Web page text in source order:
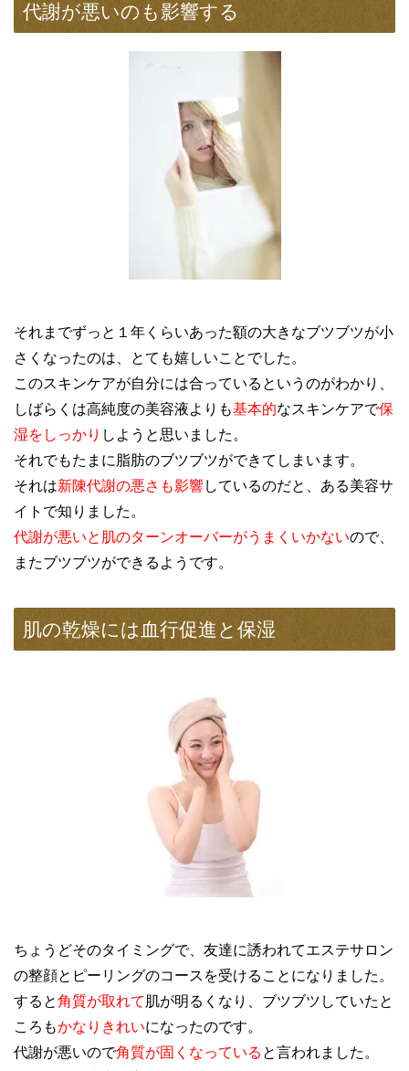
代謝が悪いのも影響する
それまでずっと１年くらいあった額の大きなブツブツが小
さくなったのは、とても嬉しいことでした。
このスキンケアが自分には合っているというのがわかり、
しばらくは高純度の美容液よりも基本的なスキンケアで保
湿をしっかり しようと思いました。
それでもたまに脂肪のブツブツができてしまいます。
それは新陳代謝の悪さも影響しているのだと、ある美容サ
イトで知りました。
代謝が悪いと肌のターンオーバーがうまくいかないので、
またブツブツができるようです。
肌の乾燥には血行促進と保湿
ちょうどそのタイミングで、友達に誘われてエステサロン
の整顔とピーリングのコースを受けることになりました。
すると角質が取れて肌が明るくなり、ブツブツしていたと
ころもかなりきれいになったのです。
代謝が悪いので角質が固くなっている と言われました。